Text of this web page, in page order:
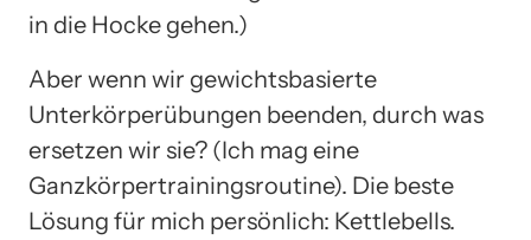
in die Hocke gehen.)
Aber wenn wir gewichtsbasierte
Unterkörperübungen beenden, durch was
ersetzen wir sie? (Ich mag eine
Ganzkörpertrainingsroutine). Die beste
Lösung für mich persönlich: Kettlebells.